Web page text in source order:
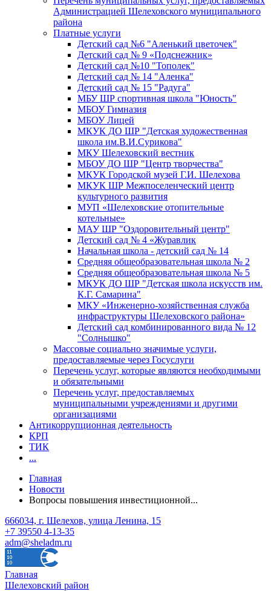
Администрацией Шелеховского муниципального
района
Платные услуги
Детский сад №6 "Аленький цветочек"
Детский сад № 9 «Подснежник»
Детский сад №10 "Тополек"
Детский сад № 14 "Аленка"
Детский сад № 15 "Радуга"
МБУ ШР спортивная школа "Юность"
МБОУ Гимназия
МБОУ Лицей
МКУК ДО ШР "Детская художественная
школа им.В.И.Сурикова"
МКУ Шелеховский вестник
МБОУ ДО ШР "Центр творчества"
МКУК Городской музей Г.И. Шелехова
МКУК ШР Межпоселенческий центр
культурного развития
МУП «Шелеховские отопительные
котельные»
МАУ ШР "Оздоровительный центр"
Детский сад № 4 «Журавлик
Начальная школа - детский сад № 14
Средняя общеобразовательная школа № 2
Средняя общеобразовательная школа № 5
МКУК ДО ШР "Детская школа искусств им.
К.Г. Самарина"
МКУ «Инженерно-хозяйственная служба
инфраструктуры Шелеховского района»
Детский сад комбинированного вида № 12
"Солнышко"
Массовые социально значимые услуги,
предоставляемые через Госуслуги
Перечень услуг, которые являются необходимыми
и обязательными
Перечень услуг, предоставляемых
муниципальными учреждениями и другими
организациями
Антикоррупционная деятельность
КРП
ТИК
...
Главная
Новости
Вопросы повышения инвестиционной...
666034, г. Шелехов, улица Ленина, 15
+7 39550 4-13-35
adm@sheladm.ru
Главная
Шелеховский район